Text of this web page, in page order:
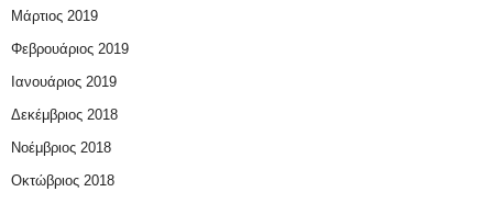
Μάρτιος 2019
Φεβρουάριος 2019
Ιανουάριος 2019
Δεκέμβριος 2018
Νοέμβριος 2018
Οκτώβριος 2018